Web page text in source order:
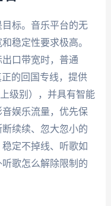
标。音乐平台的无
稳定性要求极高。
口带宽时，普通
的回国专线，提供
级别），并具有智能
娱乐流量，优先保
续续、忽大忽小的
定不掉线、听歌如
歌怎么解除限制的